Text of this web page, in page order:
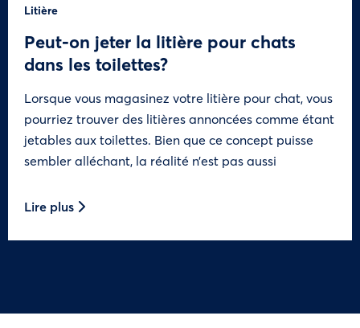
Litière
Peut-on jeter la litière pour chats
dans les toilettes?
Lorsque vous magasinez votre litière pour chat, vous
pourriez trouver des litières annoncées comme étant
jetables aux toilettes. Bien que ce concept puisse
sembler alléchant, la réalité n’est pas aussi
Lire plus